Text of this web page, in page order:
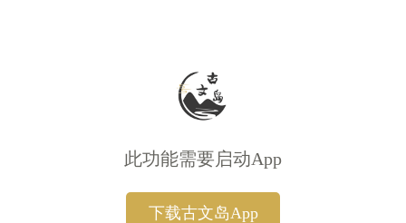
此功能需要启动App
下载古文岛App